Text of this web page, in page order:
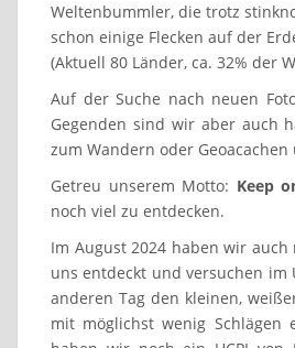
Weltenbummler, die trotz
schon einige Flecken auf der
(Aktuell 80 Länder, ca. 32% der
Auf der Suche nach neuen
Gegenden sind wir aber auch
zum Wandern oder Geoacachen
Getreu unserem Motto: Keep
noch viel zu entdecken.
Im August 2024 haben wir
uns entdeckt und versuchen im
anderen Tag den kleinen,
mit möglichst wenig Schlägen